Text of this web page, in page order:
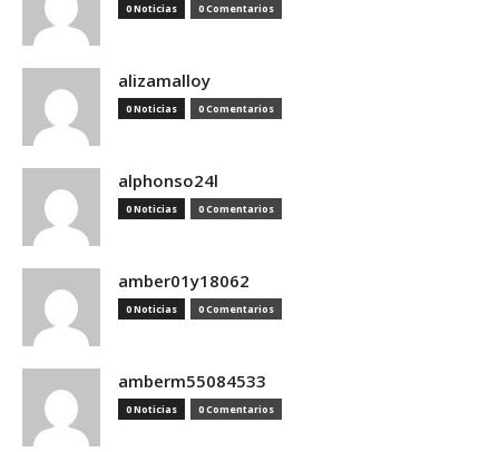
0 Noticias 0 Comentarios
alizamalloy
0 Noticias 0 Comentarios
alphonso24l
0 Noticias 0 Comentarios
amber01y18062
0 Noticias 0 Comentarios
amberm55084533
0 Noticias 0 Comentarios